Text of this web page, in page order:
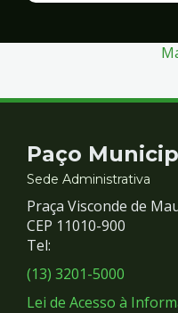
Contato
e
Redes
Sociais
Paço
Sede Administrativa
Praça Visconde de
CEP 11010-900
Tel:
(13) 3201-5000
Lei de Acesso à